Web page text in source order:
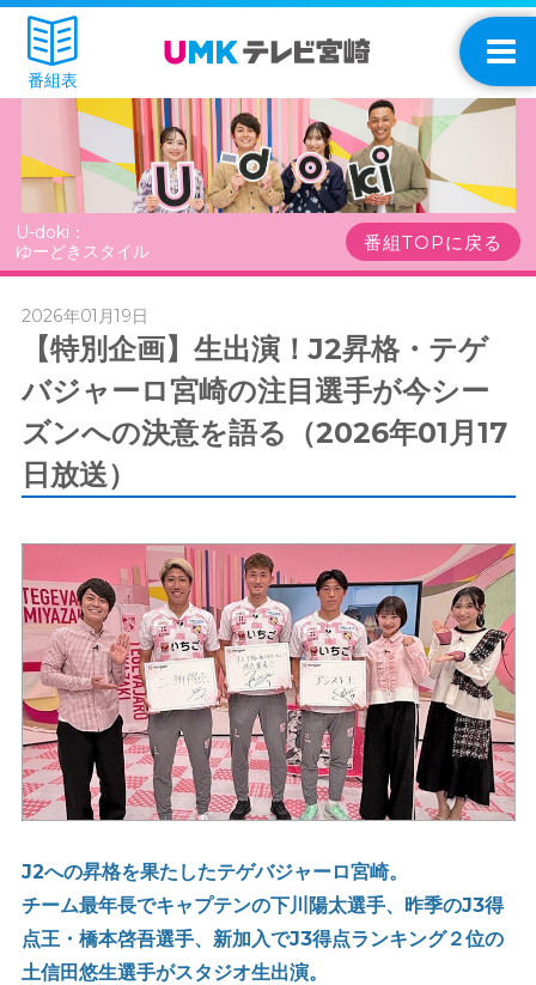
番組表
U-doki：
ゆーどきスタイル
番組TOPに戻る
2026年01月19日
【特別企画】生出演！J2昇格・テゲ
バジャーロ宮崎の注目選手が今シー
ズンへの決意を語る（2026年01月17
日放送）
J2への昇格を果たしたテゲバジャーロ宮崎。
チーム最年長でキャプテンの下川陽太選手、昨季のJ3得
点王・橋本啓吾選手、新加入でJ3得点ランキング２位の
土信田悠生選手がスタジオ生出演。